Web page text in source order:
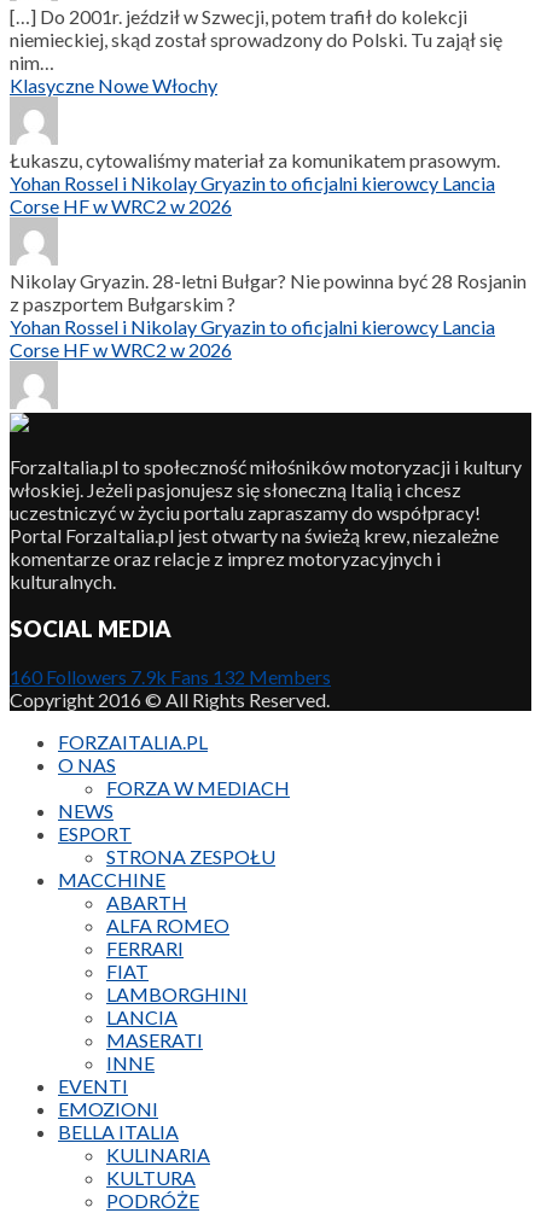
[…] Do 2001r. jeździł w Szwecji, potem trafił do kolekcji
niemieckiej, skąd został sprowadzony do Polski. Tu zajął się
nim…
Klasyczne Nowe Włochy
Łukaszu, cytowaliśmy materiał za komunikatem prasowym.
Yohan Rossel i Nikolay Gryazin to oficjalni kierowcy Lancia
Corse HF w WRC2 w 2026
Nikolay Gryazin. 28-letni Bułgar? Nie powinna być 28 Rosjanin
z paszportem Bułgarskim ?
Yohan Rossel i Nikolay Gryazin to oficjalni kierowcy Lancia
Corse HF w WRC2 w 2026
ForzaItalia.pl to społeczność miłośników motoryzacji i kultury
włoskiej. Jeżeli pasjonujesz się słoneczną Italią i chcesz
uczestniczyć w życiu portalu zapraszamy do współpracy!
Portal ForzaItalia.pl jest otwarty na świeżą krew, niezależne
komentarze oraz relacje z imprez motoryzacyjnych i
kulturalnych.
SOCIAL MEDIA
160 Followers 7.9k Fans 132 Members
Copyright 2016 © All Rights Reserved.
FORZAITALIA.PL
O NAS
FORZA W MEDIACH
NEWS
ESPORT
STRONA ZESPOŁU
MACCHINE
ABARTH
ALFA ROMEO
FERRARI
FIAT
LAMBORGHINI
LANCIA
MASERATI
INNE
EVENTI
EMOZIONI
BELLA ITALIA
KULINARIA
KULTURA
PODRÓŻE